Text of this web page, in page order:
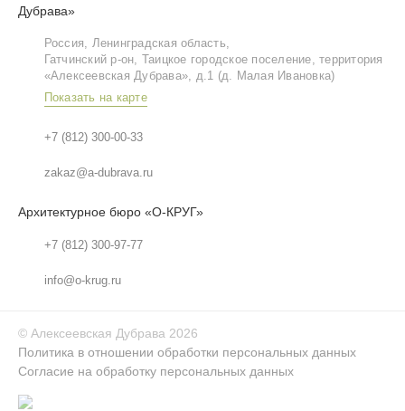
Дубрава»
Россия, Ленинградская область,
Гатчинский р‑он, Таицкое городское поселение, территория
«Алексеевская Дубрава», д.1 (д. Малая Ивановка)
Показать на карте
+7 (812) 300-00-33
zakaz@a-dubrava.ru
Архитектурное бюро «О-КРУГ»
+7 (812) 300-97-77
info@o-krug.ru
© Алексеевская Дубрава 2026
Политика в отношении обработки персональных данных
Согласие на обработку персональных данных